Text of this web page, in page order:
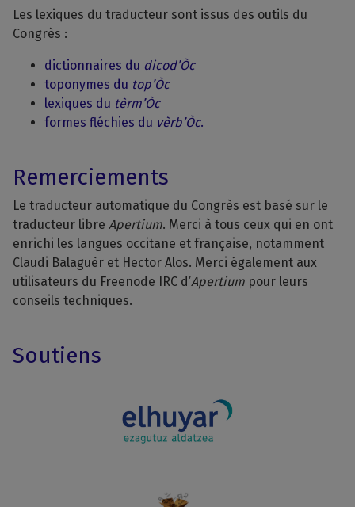
Les lexiques du traducteur sont issus des outils du
Congrès :
dictionnaires du dicod’Òc
toponymes du top’Òc
lexiques du tèrm’Òc
formes fléchies du vèrb’Òc.
Remerciements
Le traducteur automatique du Congrès est basé sur le
traducteur libre Apertium. Merci à tous ceux qui en ont
enrichi les langues occitane et française, notamment
Claudi Balaguèr et Hector Alos. Merci également aux
utilisateurs du Freenode IRC d’Apertium pour leurs
conseils techniques.
Soutiens